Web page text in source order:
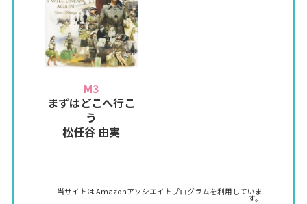
M3
まずはどこへ行こ
う
松任谷 由実
当サイトは Amazonアソシエイトプログラムを利用していま
す。